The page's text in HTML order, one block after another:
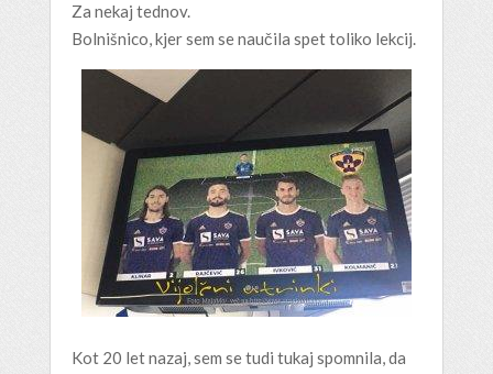
Za nekaj tednov.
Bolnišnico, kjer sem se naučila spet toliko lekcij.
Kot 20 let nazaj, sem se tudi tukaj spomnila, da